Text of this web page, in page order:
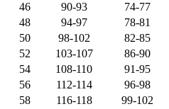
46
90-93 74-77
48
94-97 78-81
50
98-102 82-85
52
103-107 86-90
54
108-110 91-95
56
112-114 96-98
58
116-118 99-102